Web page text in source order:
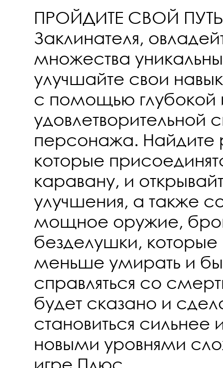
ПРОЙДИТЕ СВОЙ ПУТЬ
Заклинателя,
множества
улучшайте свои
с помощью глубокой
удовлетворительной
персонажа. Найдите
которые
каравану, и
улучшения, а также
мощное оружие,
безделушки,
меньше умирать и
справляться со
будет сказано и
становиться
новыми уровнями